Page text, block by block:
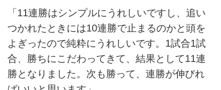
「11連勝はシンプルにうれしいですし、追い
つかれたときには10連勝で止まるのかと頭を
よぎったので純粋にうれしいです。1試合1試
合、勝ちにこだわってきて、結果として11連
勝となりました。次も勝って、連勝が伸びれ